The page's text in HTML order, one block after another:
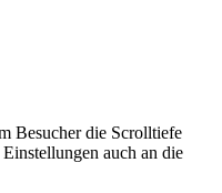
Besucher die Scrolltiefe
auch an die